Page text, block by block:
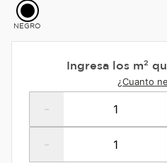
NEGRO
Ingresa los m²
¿Cuanto
-
-